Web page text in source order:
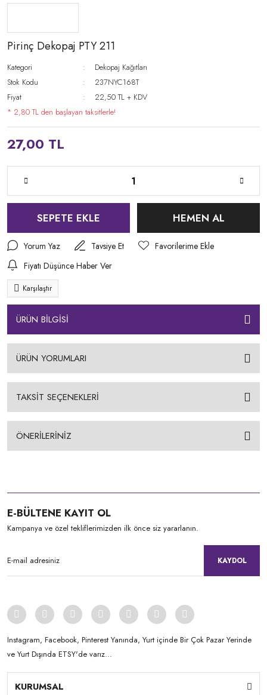
Pirinç Dekopaj PTY 211
Kategori
Dekopaj Kağıtları
Stok Kodu
237NYC168T
Fiyat
22,50 TL + KDV
* 2,80 TL den başlayan taksitlerle!
27,00 TL
SEPETE EKLE HEMEN AL
Yorum Yaz
Tavsiye Et
Fiyatı Düşünce Haber Ver
Karşılaştır
ÜRÜN BİLGİSİ
ÜRÜN YORUMLARI
TAKSİT SEÇENEKLERİ
ÖNERİLERİNİZ
E-BÜLTENE KAYIT OL
Kampanya ve özel tekliflerimizden ilk önce siz yararlanın.
KAYDOL
Instagram, Facebook, Pinterest Yanında, Yurt içinde Bir Çok Pazar Yerinde
ve Yurt Dışında ETSY'de varız...
KURUMSAL